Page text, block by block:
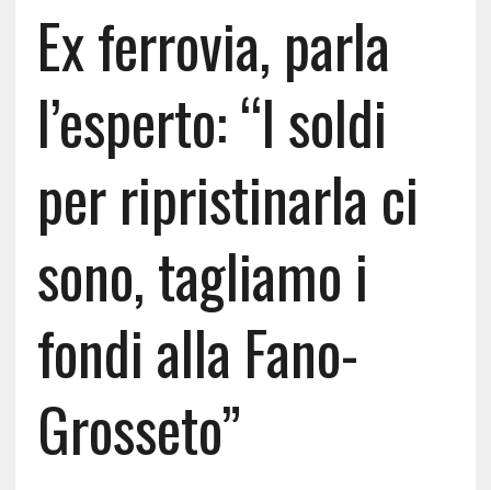
Ex ferrovia, parla
l’esperto: “I soldi
per ripristinarla ci
sono, tagliamo i
fondi alla Fano-
Grosseto”